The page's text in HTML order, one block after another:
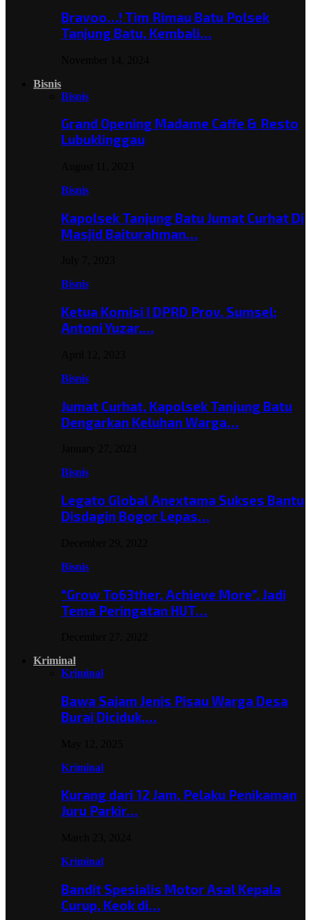
Bravoo…! Tim Rimau Batu Polsek
Tanjung Batu, Kembali…
Bisnis
Bisnis
Grand Opening Madame Caffe & Resto
Lubuklinggau
Bisnis
Kapolsek Tanjung Batu Jumat Curhat Di
Masjid Baiturahman…
Bisnis
Ketua Komisi I DPRD Prov. Sumsel;
Antoni Yuzar,…
Bisnis
Jumat Curhat, Kapolsek Tanjung Batu
Dengarkan Keluhan Warga…
Bisnis
Legato Global Anextama Sukses Bantu
Disdagin Bogor Lepas…
Bisnis
“Grow To63ther, Achieve More”, Jadi
Tema Peringatan HUT…
Kriminal
Kriminal
Bawa Sajam Jenis Pisau Warga Desa
Burai Diciduk,…
Kriminal
Kurang dari 12 Jam, Pelaku Penikaman
Juru Parkir…
Kriminal
Bandit Spesialis Motor Asal Kepala
Curup, Keok di…